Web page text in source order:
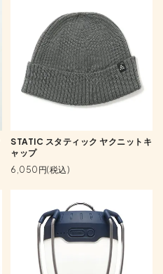
STATIC スタティック ヤクニットキ
ャップ
6,050円(税込)